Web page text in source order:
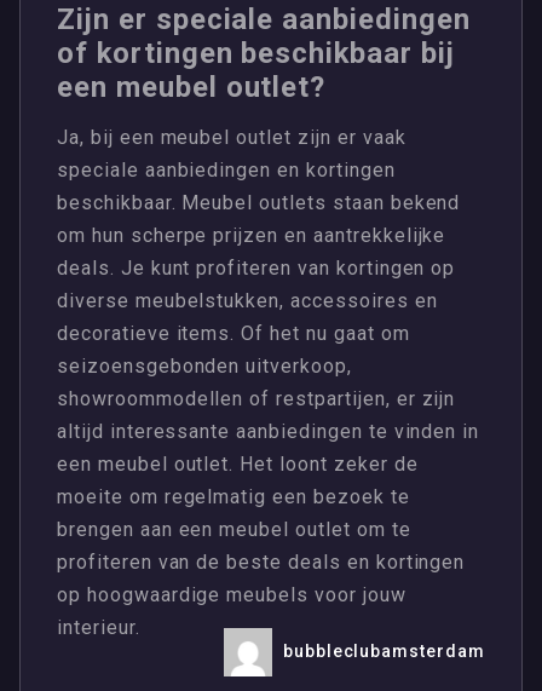
Zijn er speciale aanbiedingen
of kortingen beschikbaar bij
een meubel outlet?
Ja, bij een meubel outlet zijn er vaak
speciale aanbiedingen en kortingen
beschikbaar. Meubel outlets staan bekend
om hun scherpe prijzen en aantrekkelijke
deals. Je kunt profiteren van kortingen op
diverse meubelstukken, accessoires en
decoratieve items. Of het nu gaat om
seizoensgebonden uitverkoop,
showroommodellen of restpartijen, er zijn
altijd interessante aanbiedingen te vinden in
een meubel outlet. Het loont zeker de
moeite om regelmatig een bezoek te
brengen aan een meubel outlet om te
profiteren van de beste deals en kortingen
op hoogwaardige meubels voor jouw
interieur.
bubbleclubamsterdam